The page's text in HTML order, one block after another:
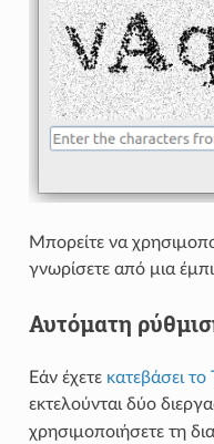
Μπορείτε να
γνωρίσετε από μια
Αυτόματη
Εάν έχετε κατεβάσει
εκτελούνται δύο
χρησιμοποιήσετε τη